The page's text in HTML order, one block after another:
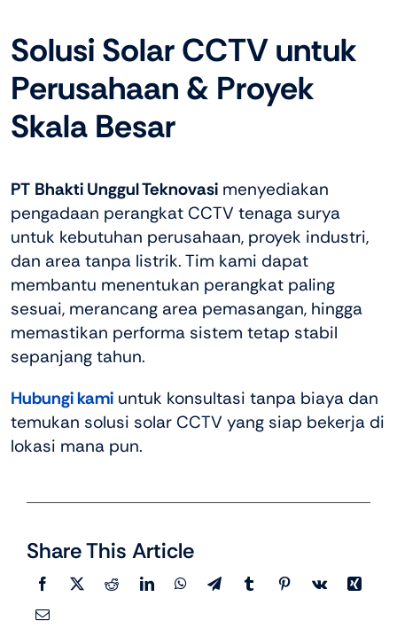
Solusi Solar CCTV untuk
Perusahaan & Proyek
Skala Besar
PT Bhakti Unggul Teknovasi menyediakan
pengadaan perangkat CCTV tenaga surya
untuk kebutuhan perusahaan, proyek industri,
dan area tanpa listrik. Tim kami dapat
membantu menentukan perangkat paling
sesuai, merancang area pemasangan, hingga
memastikan performa sistem tetap stabil
sepanjang tahun.
Hubungi kami untuk konsultasi tanpa biaya dan
temukan solusi solar CCTV yang siap bekerja di
lokasi mana pun.
Share This Article